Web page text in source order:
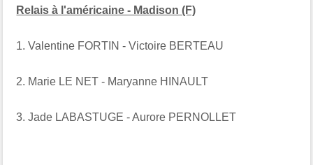
Relais à l'américaine - Madison (F)
1. Valentine FORTIN - Victoire BERTEAU
2. Marie LE NET - Maryanne HINAULT
3. Jade LABASTUGE - Aurore PERNOLLET